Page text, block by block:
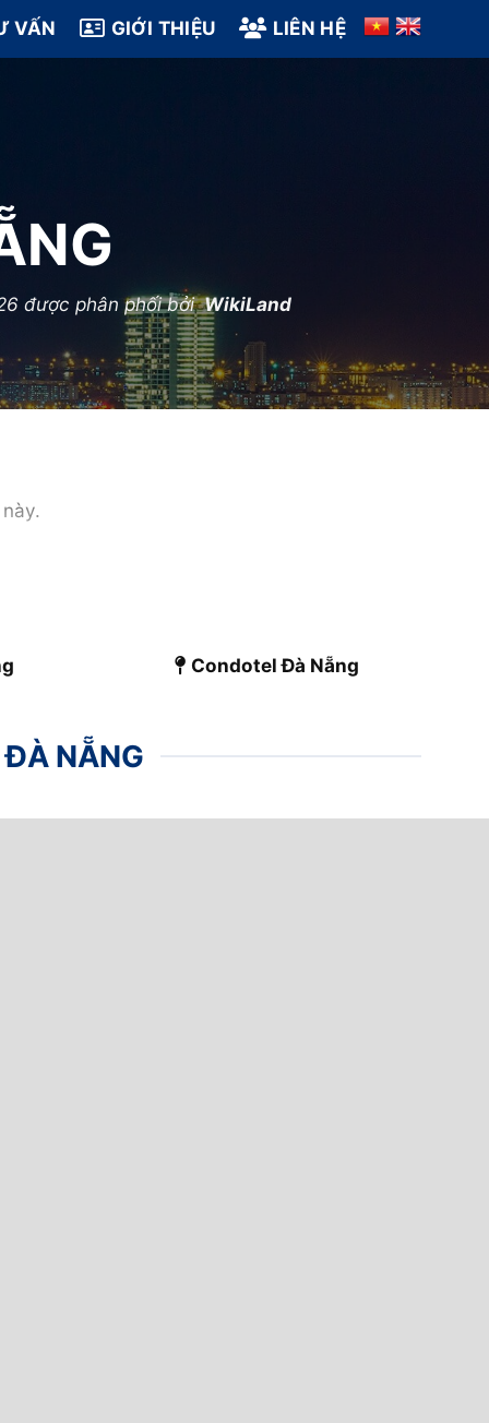
VẤN GIỚI THIỆU LIÊN HỆ
được phân phối bởi WikiLand
đến hấp dẫn cho các nhà đầu tư. Bài viết
Condotel Đà Nẵng
NẴNG